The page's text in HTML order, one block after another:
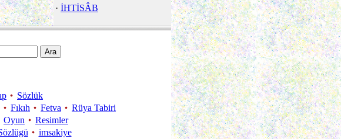
· İHTİSÂB
Sözlük
Fıkıh Fetva
Rüya Tabiri
Oyun
Resimler
imsakiye